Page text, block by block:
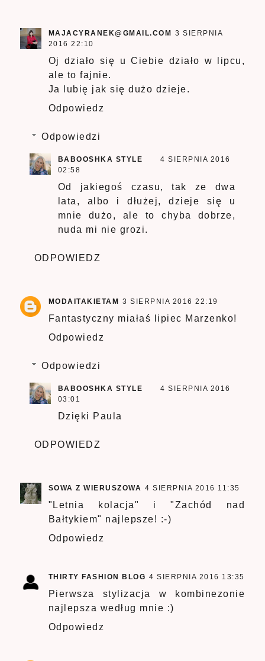
MAJACYRANEK@GMAIL.COM
3 SIERPNIA
2016 22:10
Oj działo się u Ciebie działo w lipcu,
ale to fajnie.
Ja lubię jak się dużo dzieje.
Odpowiedz
Odpowiedzi
BABOOSHKA STYLE
4 SIERPNIA 2016
02:58
Od jakiegoś czasu, tak ze dwa
lata, albo i dłużej, dzieje się u
mnie dużo, ale to chyba dobrze,
nuda mi nie grozi.
ODPOWIEDZ
MODAITAKIETAM 3 SIERPNIA 2016 22:19
Fantastyczny miałaś lipiec Marzenko!
Odpowiedz
Odpowiedzi
BABOOSHKA STYLE
4 SIERPNIA 2016
03:01
Dzięki Paula
ODPOWIEDZ
SOWA Z WIERUSZOWA 4 SIERPNIA 2016 11:35
"Letnia kolacja" i "Zachód nad
Bałtykiem" najlepsze! :-)
Odpowiedz
THIRTY FASHION BLOG 4 SIERPNIA 2016 13:35
Pierwsza stylizacja w kombinezonie
najlepsza według mnie :)
Odpowiedz